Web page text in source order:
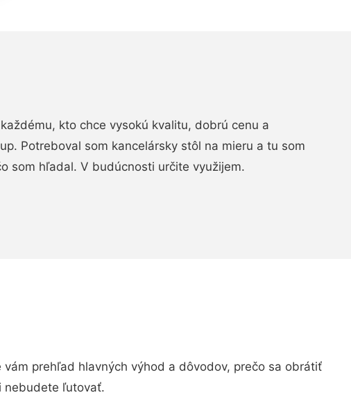
kto chce vysokú kvalitu, dobrú cenu a
Potreboval som kancelársky stôl na mieru a tu som
som hľadal. V budúcnosti určite využijem.
prehľad hlavných výhod a dôvodov, prečo sa obrátiť
nebudete ľutovať.